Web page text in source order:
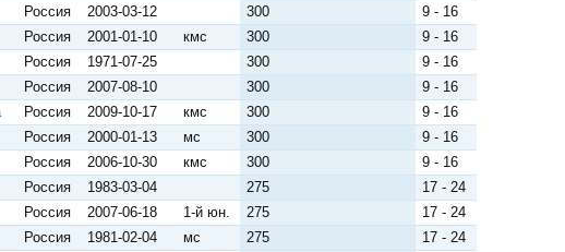
Россия 2003-03-12 300
9 - 16
Россия 2001-01-10 кмс 300
9 - 16
Россия 1971-07-25 300
9 - 16
Россия 2007-08-10 300
9 - 16
Россия 2009-10-17 кмс 300
9 - 16
Россия 2000-01-13 мс 300
9 - 16
Россия 2006-10-30 кмс 300
9 - 16
Россия 1983-03-04 275
17 - 24
Россия 2007-06-18 1-й юн. 275
17 - 24
Россия 1981-02-04 мс 275
17 - 24